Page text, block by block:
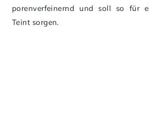
porenverfeinernd und soll so für
Teint sorgen.